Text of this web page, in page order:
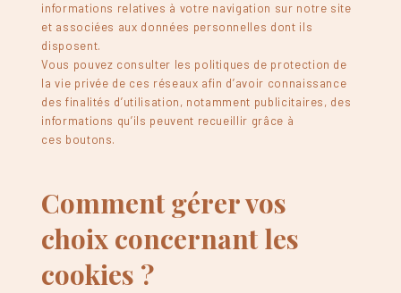
informations relatives à votre navigation sur notre site
et associées aux données personnelles dont ils
disposent.
Vous pouvez consulter les politiques de protection de
la vie privée de ces réseaux afin d’avoir connaissance
des finalités d’utilisation, notamment publicitaires, des
informations qu’ils peuvent recueillir grâce à
ces boutons.
Comment gérer vos
choix concernant les
cookies ?